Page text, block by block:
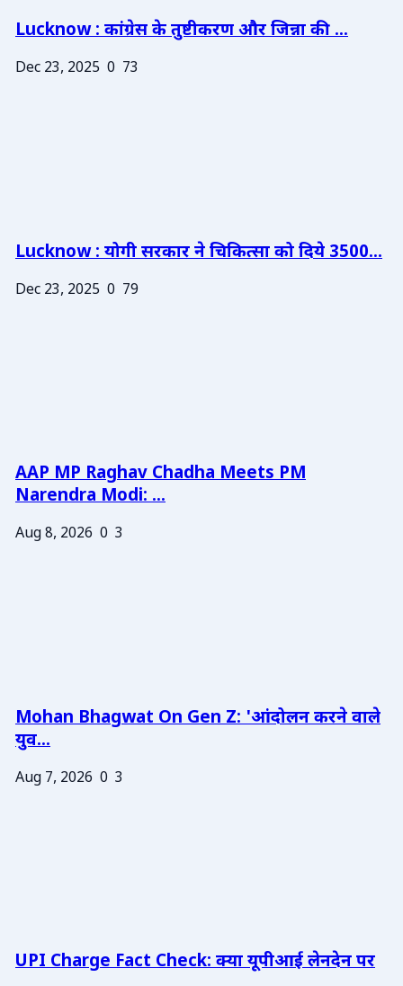
Lucknow : कांग्रेस के तुष्टीकरण और जिन्ना की ...
Dec 23, 2025 0 73
Lucknow : योगी सरकार ने चिकित्सा को दिये 3500...
Dec 23, 2025 0 79
AAP MP Raghav Chadha Meets PM
Narendra Modi: ...
Aug 8, 2026 0 3
Mohan Bhagwat On Gen Z: 'आंदोलन करने वाले
युव...
Aug 7, 2026 0 3
UPI Charge Fact Check: क्या यूपीआई लेनदेन पर